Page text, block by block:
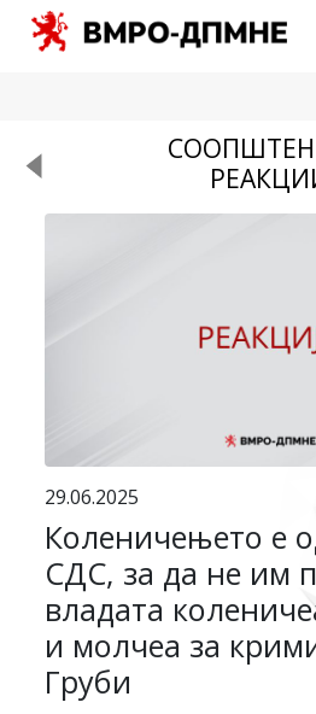
29.06.2025
Коленичењето е
СДС, за да не им
владата
и молчеа за
Груби